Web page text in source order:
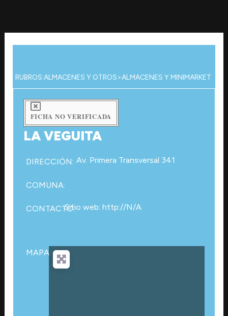
contenido
RUBROS:ALMACENES Y OTROS>ALMACENES Y MINIMARKET
FICHA NO VERIFICADA
LA VEGUITA
DIRECCIÓN: Av. Primera Transversal 341
COMUNA:
CONTACTO:Sitio web: http://N/A
MAPA: